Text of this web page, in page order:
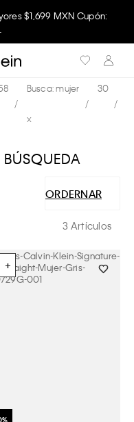
$1,699 MXN Cupón:
Busca: mujer
x
30
BÚSQUEDA
ORDERNAR
3 Artículos
+